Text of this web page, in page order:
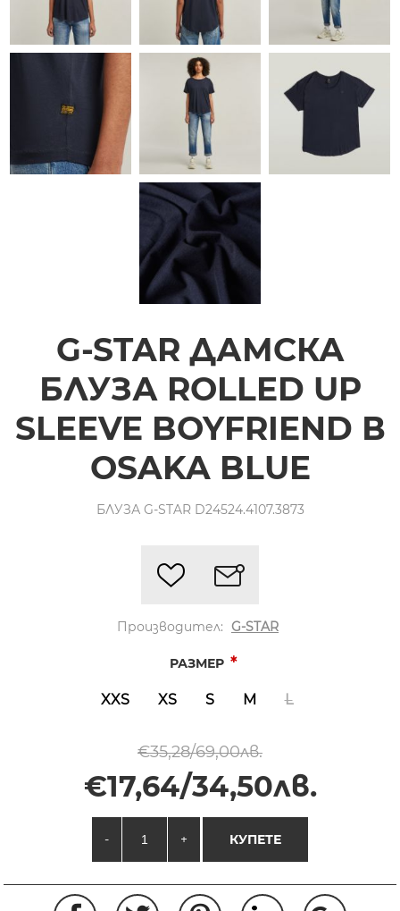
G-STAR ДАМСКА
БЛУЗА ROLLED UP
SLEEVE BOYFRIEND В
OSAKA BLUE
БЛУЗА G-STAR D24524.4107.3873
Производител: G-STAR
РАЗМЕР *
XXS XS S M L
€35,28/69,00лв.
€17,64/34,50лв.
- + КУПЕТЕ